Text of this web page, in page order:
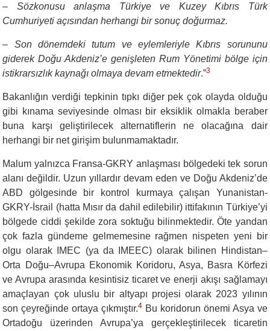
– Sözkonusu anlaşma Türkiye ve Kuzey Kıbrıs Türk
Cumhuriyeti açısından herhangi bir sonuç doğurmaz.
– Son dönemdeki tutum ve eylemleriyle Kıbrıs sorununu
giderek Doğu Akdeniz’e genişleten Rum Yönetimi bölge için
istikrarsızlık kaynağı olmaya devam etmektedir.”3
Bakanlığın verdiği tepkinin tıpkı diğer pek çok olayda olduğu
gibi kınama seviyesinde olması bir eksiklik olmakla beraber
buna karşı geliştirilecek alternatiflerin ne olacağına dair
herhangi bir net girişim bulunmamaktadır.
Malum yalnızca Fransa-GKRY anlaşması bölgedeki tek sorun
alanı değildir. Uzun yıllardır devam eden ve Doğu Akdeniz’de
ABD gölgesinde bir kontrol kurmaya çalışan Yunanistan-
GKRY-İsrail (hatta Mısır da dahil edilebilir) ittifakının Türkiye’yi
bölgede ciddi şekilde zora soktuğu bilinmektedir. Öte yandan
çok fazla gündeme gelmemesine rağmen nispeten yeni bir
olgu olarak IMEC (ya da IMEEC) olarak bilinen Hindistan–
Orta Doğu–Avrupa Ekonomik Koridoru, Asya, Basra Körfezi
ve Avrupa arasında kesintisiz ticaret ve enerji akışı sağlamayı
amaçlayan çok uluslu bir altyapı projesi olarak 2023 yılının
son çeyreğinde ortaya çıkmıştır.4 Bu koridorun önemi Asya ve
Ortadoğu üzerinden Avrupa’ya gerçekleştirilecek ticaretin